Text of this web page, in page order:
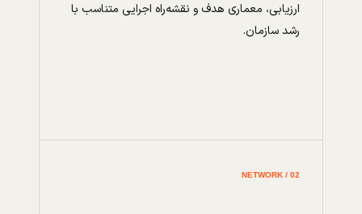
ارزیابی، معماری هدف و نقشه‌راه اجرایی متناسب با
رشد سازمان.
02 / NETWORK